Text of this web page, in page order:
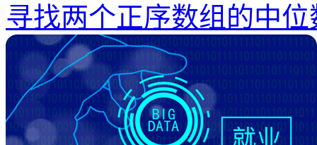
寻找两个正序数组的中位